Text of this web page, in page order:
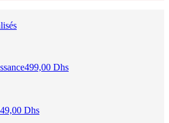
499,00 Dhs
Dhs